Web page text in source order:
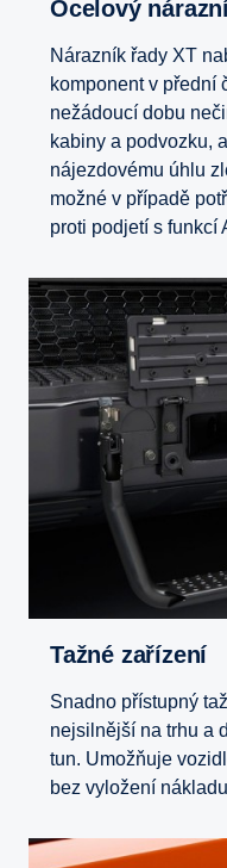
Ocelový
Nárazník řady XT
komponent v přední
nežádoucí dobu
kabiny a podvozku,
nájezdovému úhlu
možné v případě
proti podjetí s funkcí
Tažné zařízení
Snadno přístupný
nejsilnější na trhu a
tun. Umožňuje
bez vyložení